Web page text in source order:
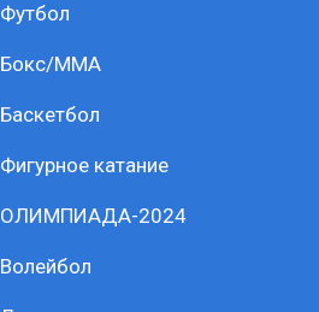
Футбол
Бокс/ММА
Баскетбол
Фигурное катание
ОЛИМПИАДА-2024
Волейбол